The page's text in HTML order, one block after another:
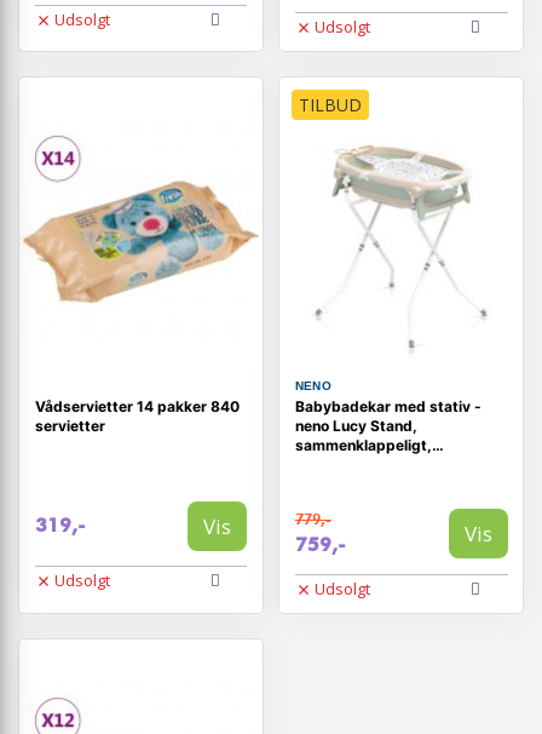
Udsolgt Udsolgt
Vådservietter 14 pakker 840
servietter
319,- Vis
Udsolgt
TILBUD
NENO
Babybadekar med stativ -
neno Lucy Stand,
sammenklappeligt,
779,-
759,- Vis
Udsolgt